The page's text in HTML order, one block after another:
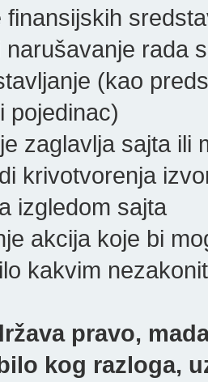
finansijskih
narušavanje rada
(kao
pojedinac)
zaglavlja sajta ili
krivotvorenja
izgledom sajta
akcija koje bi
kakvim
pravo,
kog razloga,